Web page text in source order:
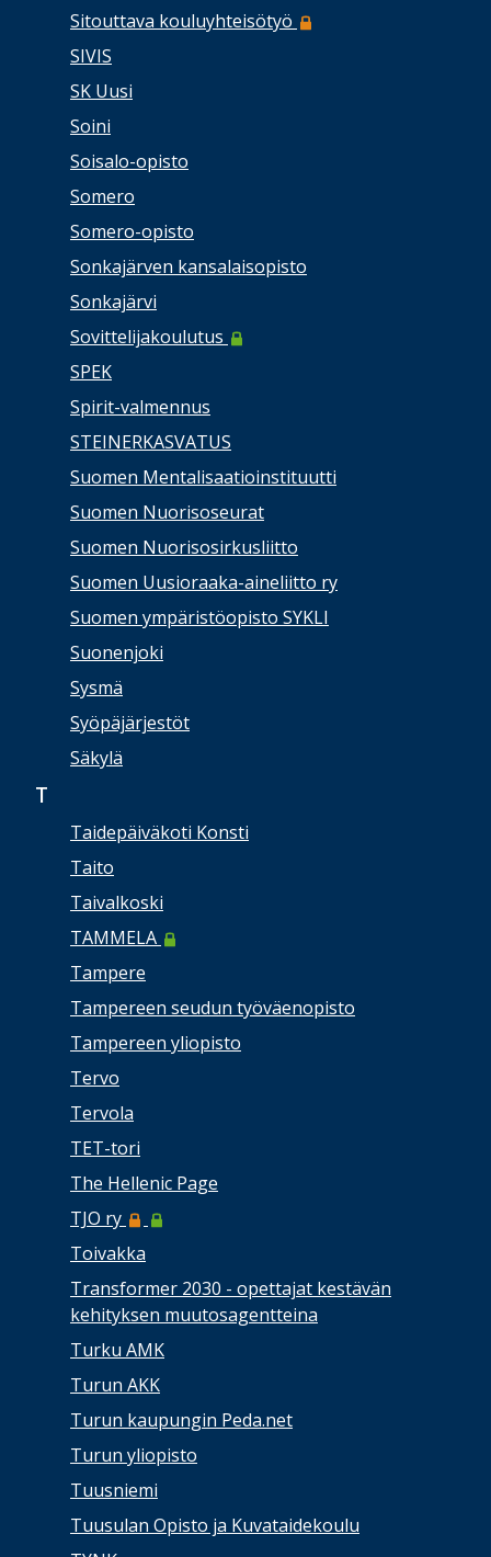
Sitouttava kouluyhteisötyö
SIVIS
SK Uusi
Soini
Soisalo-opisto
Somero
Somero-opisto
Sonkajärven kansalaisopisto
Sonkajärvi
Sovittelijakoulutus
SPEK
Spirit-valmennus
STEINERKASVATUS
Suomen Mentalisaatioinstituutti
Suomen Nuorisoseurat
Suomen Nuorisosirkusliitto
Suomen Uusioraaka-aineliitto ry
Suomen ympäristöopisto SYKLI
Suonenjoki
Sysmä
Syöpäjärjestöt
Säkylä
T
Taidepäiväkoti Konsti
Taito
Taivalkoski
TAMMELA
Tampere
Tampereen seudun työväenopisto
Tampereen yliopisto
Tervo
Tervola
TET-tori
The Hellenic Page
TJO ry
Toivakka
Transformer 2030 - opettajat kestävän
kehityksen muutosagentteina
Turku AMK
Turun AKK
Turun kaupungin Peda.net
Turun yliopisto
Tuusniemi
Tuusulan Opisto ja Kuvataidekoulu